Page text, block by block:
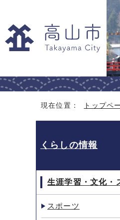
現在位置： トップペ
くらしの情報
生涯学習・文化・
スポーツ